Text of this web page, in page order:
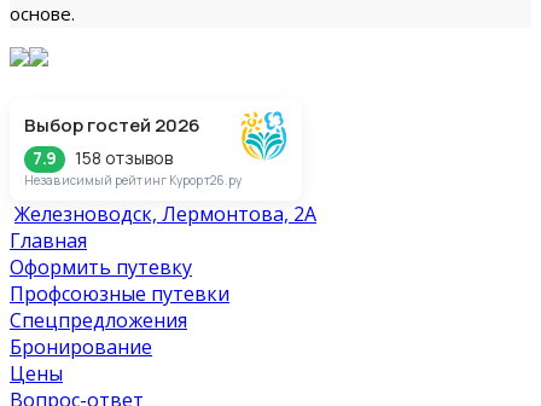
основе.
Выбор гостей 2026
7.9 158 отзывов
Независимый рейтинг Курорт26.ру
Железноводск, Лермонтова, 2А
Главная
Оформить путевку
Профсоюзные путевки
Спецпредложения
Бронирование
Цены
Вопрос-ответ